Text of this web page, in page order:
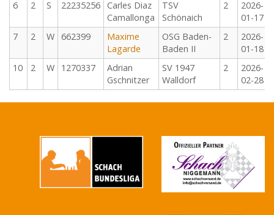
6
2 S 22235256
Carles Diaz
Camallonga
TSV
Schönaich
2
2026-
01-17
7
2 W 662399
Maxime
Lagarde
OSG Baden-
Baden II
2
2026-
01-18
10
2 W 1270337
Adrian
Gschnitzer
SV 1947
Walldorf
2
2026-
02-28